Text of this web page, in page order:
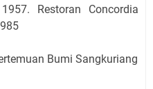
Restoran Concordia
Bumi Sangkuriang